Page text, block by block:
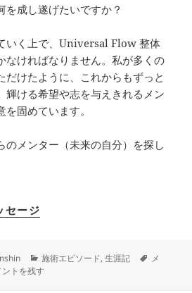
を成し遂げたいですか？
いく上で、Universal Flow 整体
なければなりません。私が多くの
だけたように、これからもずっと
輝ける希望や志を与えきれるメン
固めています。
のメンター（未来の自分）を探し
セージ
カ
テ
施術エピソード,生涯記
タ
メ
ター に
ントを残す